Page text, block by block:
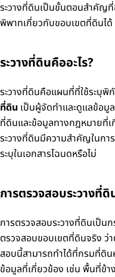
ระวางที่ดินเป็นขั้นตอนสำคัญ
พิพาทเกี่ยวกับขอบเขตที่ดินได้
ระวางที่ดินคืออะไร?
ระวางที่ดินคือแผนที่ที่ใช้ระบุพิ
ที่ดิน เป็นผู้จัดทำและดูแลข้อมู
ที่ดินและข้อมูลทางกฎหมายที่
ระวางที่ดินมีความสำคัญในก
ระบุในเอกสารโฉนดหรือไม่
การตรวจสอบระวางที่ดิ
การตรวจสอบระวางที่ดินเป็น
ตรวจสอบขอบเขตที่ดินจริง ว่
สอบนี้สามารถทำได้ที่กรมที่ดิน
ข้อมูลที่เกี่ยวข้อง เช่น พื้นที่ข้า